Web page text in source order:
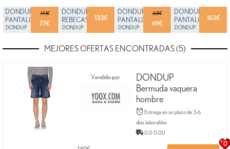
141€
77€
DONDUP
PANTALONES
HOMBRE
DONDUP
133€
DONDUP
REBECAS
HOMBRE
DONDUP
68€
49€
DONDUP
PANTALONES
HOMBRE
DONDUP
163€
DONDUP
PANTALONES
HOMBRE
DONDUP
MEJORES OFERTAS ENCONTRADAS (5)
Vendido por
DONDUP
Bermuda vaquera
hombre
Entrega en un plazo de 3-6
días laborables
0.0 0.00
0